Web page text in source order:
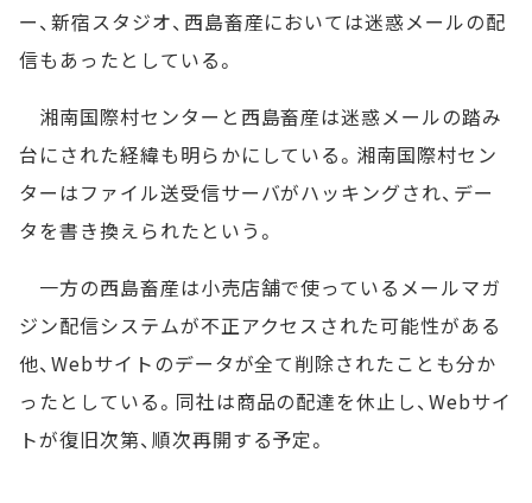
ー、新宿スタジオ、西島畜産においては迷惑メールの配
信もあったとしている。
湘南国際村センターと西島畜産は迷惑メールの踏み
台にされた経緯も明らかにしている。湘南国際村セン
ターはファイル送受信サーバがハッキングされ、デー
タを書き換えられたという。
一方の西島畜産は小売店舗で使っているメールマガ
ジン配信システムが不正アクセスされた可能性がある
他、Webサイトのデータが全て削除されたことも分か
ったとしている。同社は商品の配達を休止し、Webサイ
トが復旧次第、順次再開する予定。